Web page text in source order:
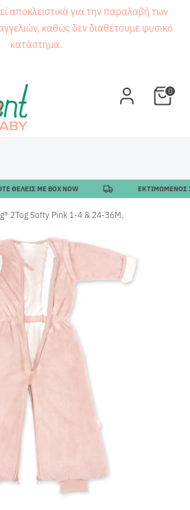
αποκλειστικά για την παραλαβή των
καθώς δεν διαθέτουμε φυσικό
κατάστημα.
0
ΜΕ BOX NOW ΕΚΤΙΜΩΜΕΝΟΣ
2Tog Softy Pink 1-4 & 24-36M.